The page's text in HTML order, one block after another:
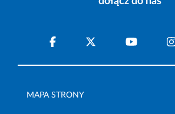
MAPA STRONY